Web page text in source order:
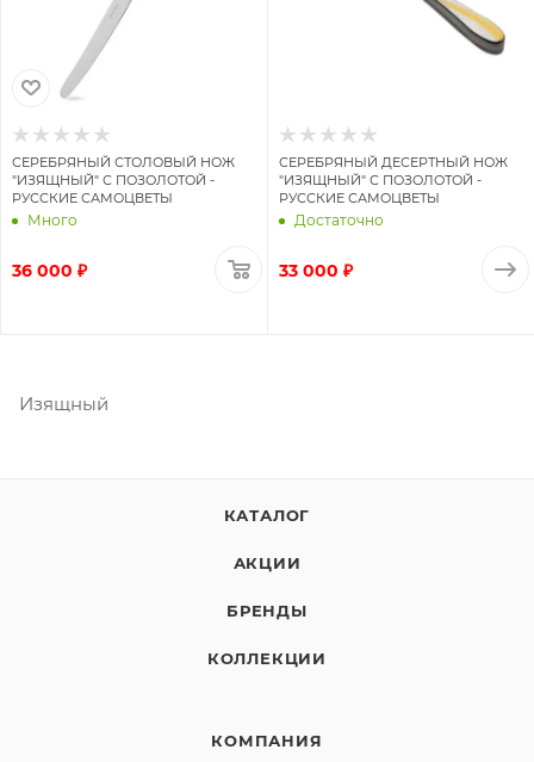
СЕРЕБРЯНЫЙ СТОЛОВЫЙ НОЖ
"ИЗЯЩНЫЙ" С ПОЗОЛОТОЙ -
РУССКИЕ САМОЦВЕТЫ
Много
36 000 ₽
СЕРЕБРЯНЫЙ ДЕСЕРТНЫЙ НОЖ
"ИЗЯЩНЫЙ" С ПОЗОЛОТОЙ -
РУССКИЕ САМОЦВЕТЫ
Достаточно
33 000 ₽
Изящный
КАТАЛОГ
АКЦИИ
БРЕНДЫ
КОЛЛЕКЦИИ
КОМПАНИЯ